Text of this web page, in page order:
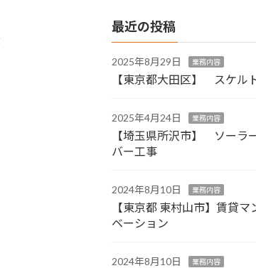
最近の投稿
2025年8月29日 業務内容
【東京都大田区】 スケル
2025年4月24日 業務内容
【埼玉県所沢市】 ソーラ
バー工事
2024年8月10日 業務内容
【東京都 東村山市】賃貸マ
ベーション
2024年8月10日 業務内容